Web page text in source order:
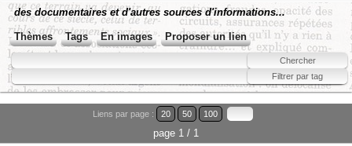
des documentaires et d'autres sources d'informations...
Thèmes Tags En images Proposer un lien
Liens par page : 20 50 100
page 1 / 1